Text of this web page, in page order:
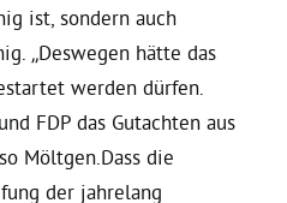
ist, sondern auch
„Deswegen hätte das
werden dürfen.
FDP das Gutachten aus
Möltgen.Dass die
der jahrelang